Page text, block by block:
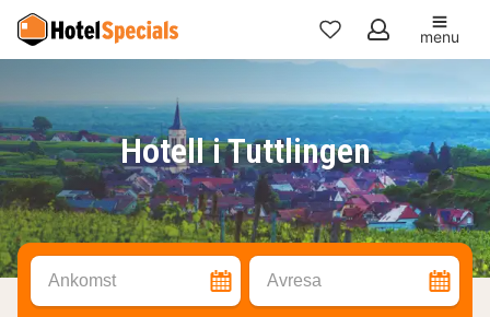
Mina
menu
Hotell i Tuttlingen
Ankomst Avresa